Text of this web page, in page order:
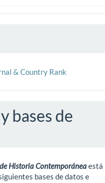
bases de
Historia Contemporáneaestá
bases de datos e